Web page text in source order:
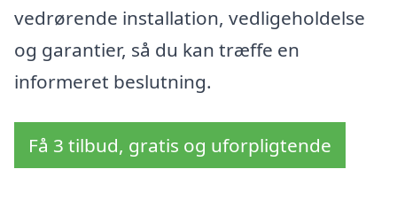
vedrørende installation, vedligeholdelse
og garantier, så du kan træffe en
informeret beslutning.
Få 3 tilbud, gratis og uforpligtende